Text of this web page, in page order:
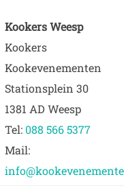
Kookers Weesp
Kookers
Kookevenementen
Stationsplein 30
1381 AD Weesp
Tel: 088 566 5377
Mail: